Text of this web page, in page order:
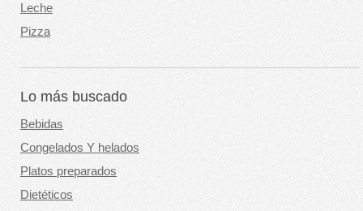
Leche
Pizza
Lo más buscado
Bebidas
Congelados Y helados
Platos preparados
Dietéticos